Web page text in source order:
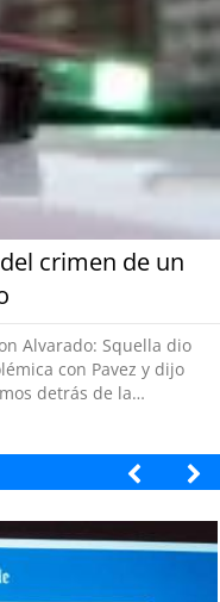
crimen de un
Alvarado: Squella dio
con Pavez y dijo
detrás de la